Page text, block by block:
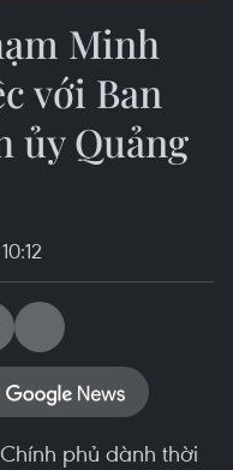
Minh
với Ban
ủy Quảng
phủ dành thời